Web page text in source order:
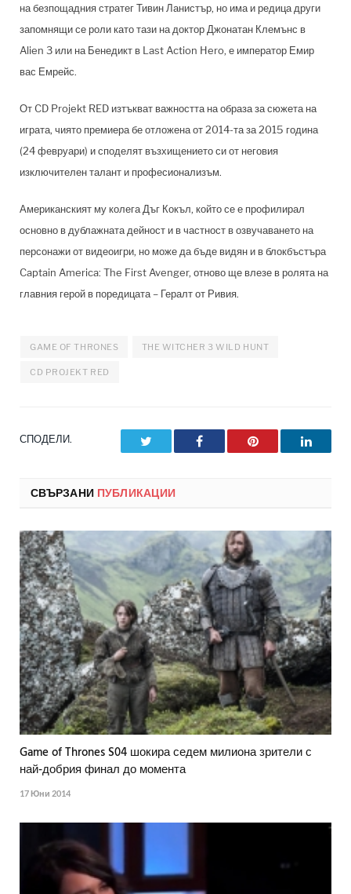
на безпощадния стратег Тивин Ланистър, но има и редица други
запомнящи се роли като тази на доктор Джонатан Клемънс в
Alien 3 или на Бенедикт в Last Action Hero, е император Емир
вас Емрейс.
От CD Projekt RED изтъкват важността на образа за сюжета на
играта, чиято премиера бе отложена от 2014-та за 2015 година
(24 февруари) и споделят възхищението си от неговия
изключителен талант и професионализъм.
Американският му колега Дъг Кокъл, който се е профилирал
основно в дублажната дейност и в частност в озвучаването на
персонажи от видеоигри, но може да бъде видян и в блокбъстъра
Captain America: The First Avenger, отново ще влезе в ролята на
главния герой в поредицата – Гералт от Ривия.
GAME OF THRONES THE WITCHER 3 WILD HUNT
CD PROJEKT RED
СПОДЕЛИ. Facebook Pinterest
СВЪРЗАНИ ПУБЛИКАЦИИ
Game of Thrones S04 шокира седем милиона зрители с
най-добрия финал до момента
17 Юни 2014